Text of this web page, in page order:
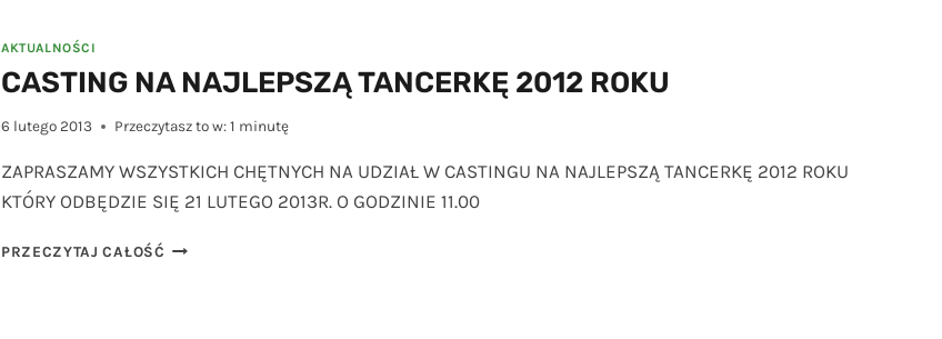
AKTUALNOŚCI
CASTING NA NAJLEPSZĄ TANCERKĘ 2012 ROKU
6 lutego 2013 Przeczytasz to w: 1 minutę
ZAPRASZAMY WSZYSTKICH CHĘTNYCH NA UDZIAŁ W CASTINGU NA NAJLEPSZĄ TANCERKĘ 2012 ROKU
KTÓRY ODBĘDZIE SIĘ 21 LUTEGO 2013R. O GODZINIE 11.00
PRZECZYTAJ CAŁOŚĆ CASTING